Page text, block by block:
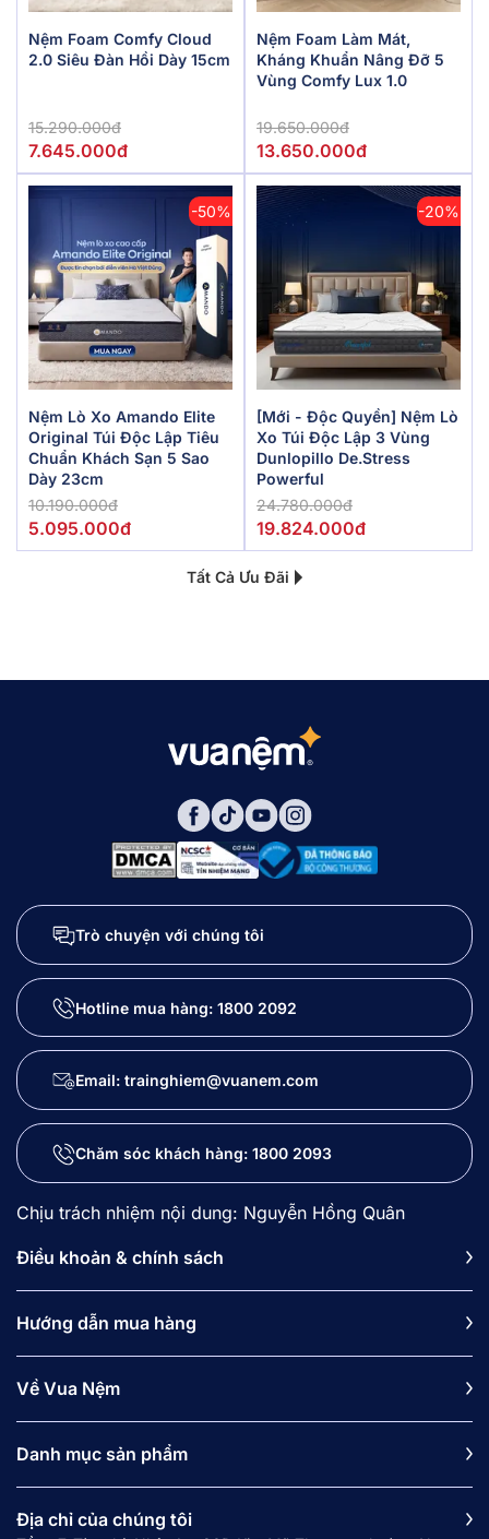
Nệm Foam Comfy Cloud
2.0 Siêu Đàn Hồi Dày 15cm
15.290.000đ
7.645.000đ
Nệm Foam Làm Mát,
Kháng Khuẩn Nâng Đỡ 5
Vùng Comfy Lux 1.0
19.650.000đ
13.650.000đ
-50%
Nệm Lò Xo Amando Elite
Original Túi Độc Lập Tiêu
Chuẩn Khách Sạn 5 Sao
Dày 23cm
10.190.000đ
5.095.000đ
-20%
[Mới - Độc Quyền] Nệm Lò
Xo Túi Độc Lập 3 Vùng
Dunlopillo De.Stress
Powerful
24.780.000đ
19.824.000đ
Tất Cả Ưu Đãi
Trò chuyện với chúng tôi
Hotline mua hàng: 1800 2092
Email: trainghiem@vuanem.com
Chăm sóc khách hàng: 1800 2093
Chịu trách nhiệm nội dung: Nguyễn Hồng Quân
Điều khoản & chính sách
Hướng dẫn mua hàng
Về Vua Nệm
Danh mục sản phẩm
Địa chỉ của chúng tôi